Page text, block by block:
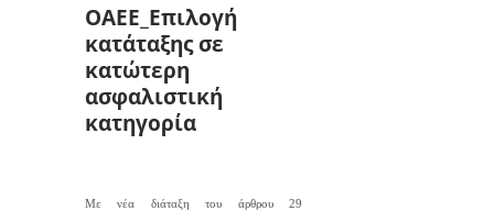
ΟΑΕΕ_Επιλογή
κατάταξης σε
κατώτερη
ασφαλιστική
κατηγορία
Με νέα διάταξη του άρθρου 29